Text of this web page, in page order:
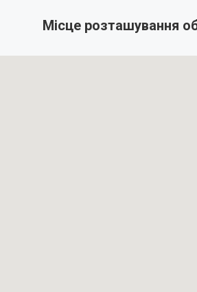
Місце розташування